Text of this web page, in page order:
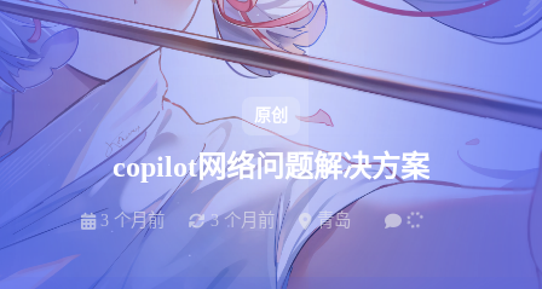
原创
copilot网络问题解决方案
3 个月前 3 个月前 青岛